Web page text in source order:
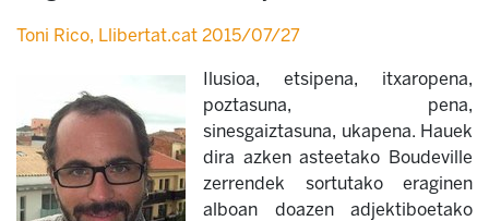
Toni Rico, Llibertat.cat 2015/07/27
Ilusioa, etsipena, itxaropena,
poztasuna, pena,
sinesgaiztasuna, ukapena. Hauek
dira azken asteetako Boudeville
zerrendek sortutako eraginen
alboan doazen adjektiboetako